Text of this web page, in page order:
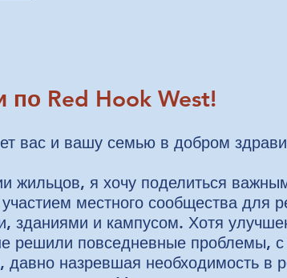
по Red Hook West!
вас и вашу семью в добром
жильцов, я хочу поделиться
местного сообщества для
зданиями и кампусом. Хотя
решили повседневные проблемы,
давно назревшая необходимость в